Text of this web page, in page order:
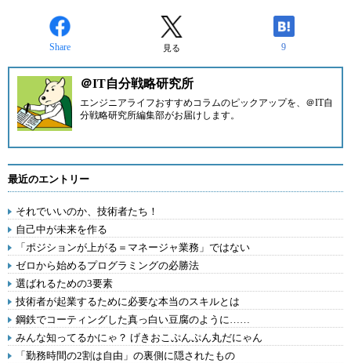
Share 見る 9
＠IT自分戦略研究所
エンジニアライフおすすめコラムのピックアップを、 ＠IT自
分戦略研究所編集部がお届けします。
最近のエントリー
それでいいのか、技術者たち！
自己中が未来を作る
「ポジションが上がる＝マネージャ業務」ではない
ゼロから始めるプログラミングの必勝法
選ばれるための3要素
技術者が起業するために必要な本当のスキルとは
鋼鉄でコーティングした真っ白い豆腐のように……
みんな知ってるかにゃ？ げきおこぷんぷん丸だにゃん
「勤務時間の2割は自由」の裏側に隠されたもの